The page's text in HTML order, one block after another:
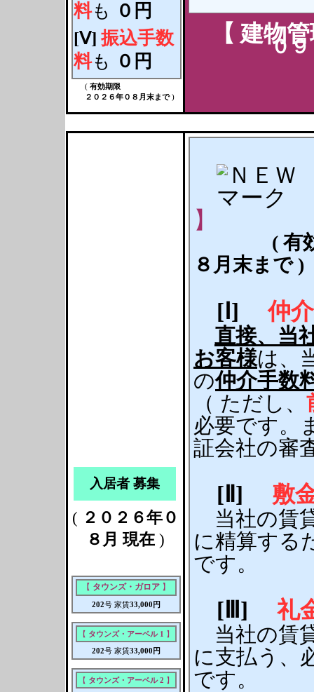
料も ０円
[Ⅴ] 振込手数
料も ０円
( 有効期限
２０２６年０８月末まで)
【 建物
０
入居者 募集
( ２０２６年０
８月 現在 )
【 タウンズ・ガロア 】
202号 家賃33,000円
【 タウンズ・アーベル 1 】
202号 家賃33,000円
【 タウンズ・アーベル 2 】
】
( 有
８月末まで )
[Ⅰ] 仲
直接、当
お客様は、
の仲介手数
（ ただし、
必要です。
証会社の審
[Ⅱ] 敷
当社の賃
に精算する
です。
[Ⅲ] 礼
当社の賃
に支払う、
です。